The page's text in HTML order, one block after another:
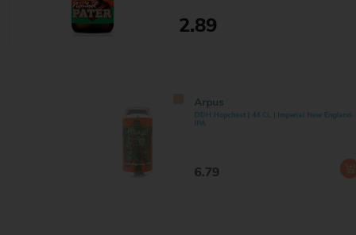
2.89
DDH Hopchest | 44 CL | Imperial
IPA